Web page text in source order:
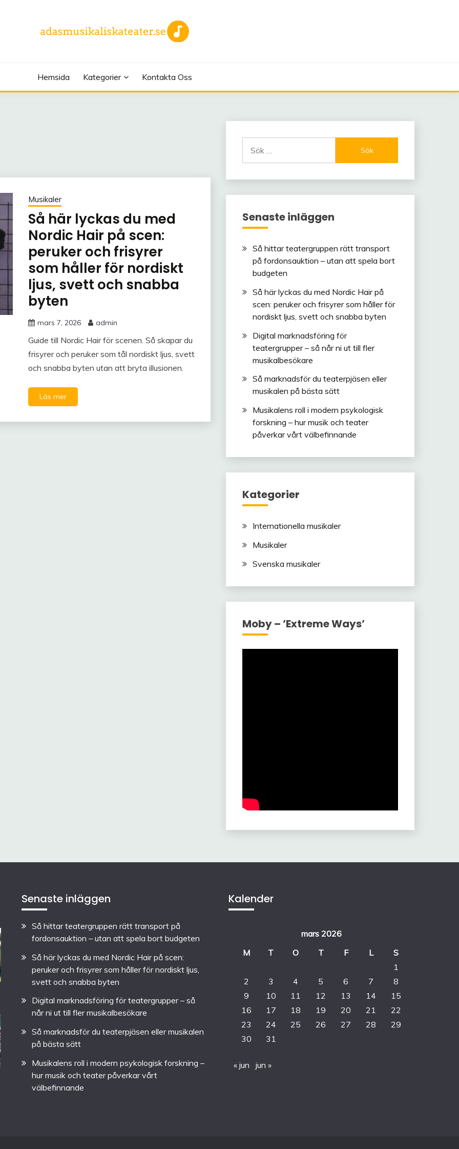
Hemsida Kategorier Kontakta Oss
Musikaler
Så här lyckas du med
Nordic Hair på scen:
peruker och frisyrer
som håller för nordiskt
ljus, svett och snabba
byten
mars 7, 2026 admin
Guide till Nordic Hair för scenen. Så skapar du
frisyrer och peruker som tål nordiskt ljus, svett
och snabba byten utan att bryta illusionen.
Läs mer
efter:
Senaste inläggen
Så hittar teatergruppen rätt transport
på fordonsauktion – utan att spela bort
budgeten
Så här lyckas du med Nordic Hair på
scen: peruker och frisyrer som håller för
nordiskt ljus, svett och snabba byten
Digital marknadsföring för
teatergrupper – så når ni ut till fler
musikalbesökare
Så marknadsför du teaterpjäsen eller
musikalen på bästa sätt
Musikalens roll i modern psykologisk
forskning – hur musik och teater
påverkar vårt välbefinnande
Kategorier
Internationella musikaler
Musikaler
Svenska musikaler
Moby – ’Extreme Ways’
Senaste inläggen
Så hittar teatergruppen rätt transport på
fordonsauktion – utan att spela bort budgeten
Så här lyckas du med Nordic Hair på scen:
peruker och frisyrer som håller för nordiskt ljus,
svett och snabba byten
Digital marknadsföring för teatergrupper – så
når ni ut till fler musikalbesökare
Så marknadsför du teaterpjäsen eller musikalen
på bästa sätt
Musikalens roll i modern psykologisk forskning –
hur musik och teater påverkar vårt
välbefinnande
Kalender
mars 2026
M
T O T F L
S
1
2
3 4 5 6 7
8
9
10 11 12 13 14
15
16
17 18 19 20 21
22
23
24 25 26 27 28
29
30
31
« jun jun »